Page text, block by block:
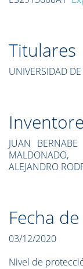
Titulares
UNIVERSIDAD
JUAN
ALEJANDRO
Fecha
03/12/2020
Nivel de